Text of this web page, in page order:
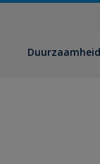
Duurzaamheid